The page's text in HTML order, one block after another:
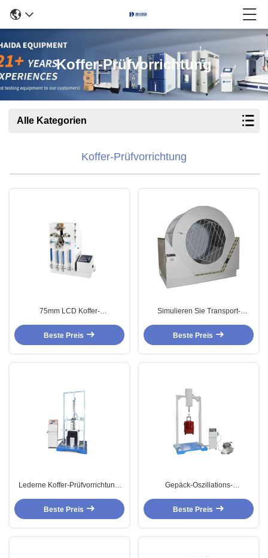
Koffer-Prüfvorrichtung
Alle Kategorien
Koffer-Prüfvorrichtung
75mm LCD Koffer-
des Reißverschluss-1/4HP
Ermüdungs-Test-Maschine
Beste Preis
Simulieren Sie Transport-
Gepäck-Trommel-Tropfen-
Prüfmaschine
Beste Preis
Lederne Koffer-Prüfvorrichtung,
Beste Preis
Gepäck-Oszillations-
PLC-Steuerung und
pneumatischer Steuerung
Beste Preis